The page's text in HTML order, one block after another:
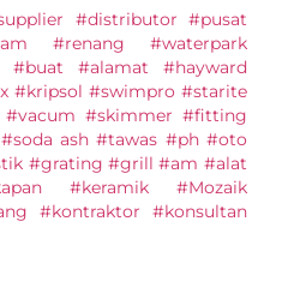
#distributor #pusat
#renang #waterpark
#buat #alamat #hayward
#kripsol #swimpro #starite
#skimmer #fitting
ash #tawas #ph #oto
#grating #grill #am #alat
#keramik #Mozaik
#kontraktor #konsultan